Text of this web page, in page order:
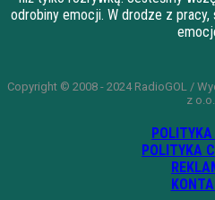
odrobiny emocji. W drodze z pracy,
Copyright © 2008 - 2024 RadioGOL /
z o.o.
POLITYKA
POLITYKA